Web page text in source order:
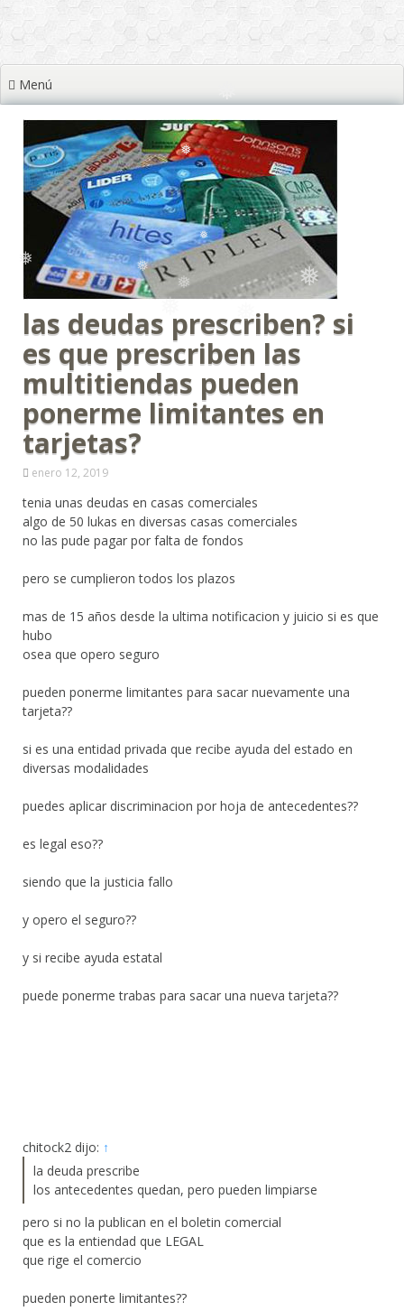
❅
❅
❅
❅
Menú
las deudas prescriben? si
es que prescriben las
multitiendas pueden
ponerme limitantes en
tarjetas?
enero 12, 2019
tenia unas deudas en casas comerciales
algo de 50 lukas en diversas casas comerciales
no las pude pagar por falta de fondos
pero se cumplieron todos los plazos
mas de 15 años desde la ultima notificacion y juicio si es que
hubo
osea que opero seguro
pueden ponerme limitantes para sacar nuevamente una
tarjeta??
si es una entidad privada que recibe ayuda del estado en
diversas modalidades
puedes aplicar discriminacion por hoja de antecedentes??
es legal eso??
siendo que la justicia fallo
y opero el seguro??
y si recibe ayuda estatal
puede ponerme trabas para sacar una nueva tarjeta??
chitock2 dijo: ↑
la deuda prescribe
los antecedentes quedan, pero pueden limpiarse
pero si no la publican en el boletin comercial
que es la entiendad que LEGAL
que rige el comercio
pueden ponerte limitantes??